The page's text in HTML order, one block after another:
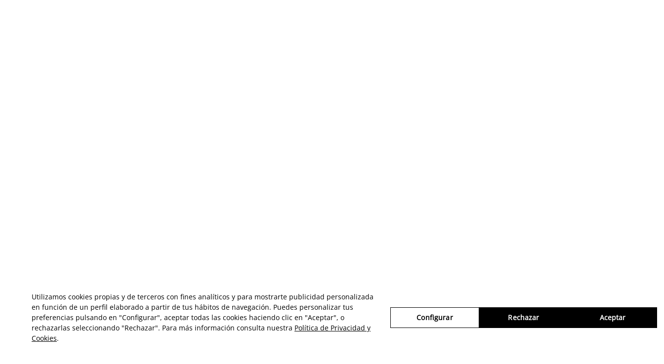
Utilizamos cookies propias y de terceros con fines analíticos y para mostrarte publicidad personalizada
en función de un perfil elaborado a partir de tus hábitos de navegación. Puedes personalizar tus
preferencias pulsando en "Configurar", aceptar todas las cookies haciendo clic en "Aceptar", o
rechazarlas seleccionando "Rechazar". Para más información consulta nuestra Política de Privacidad y
Cookies.
Configurar Rechazar Aceptar